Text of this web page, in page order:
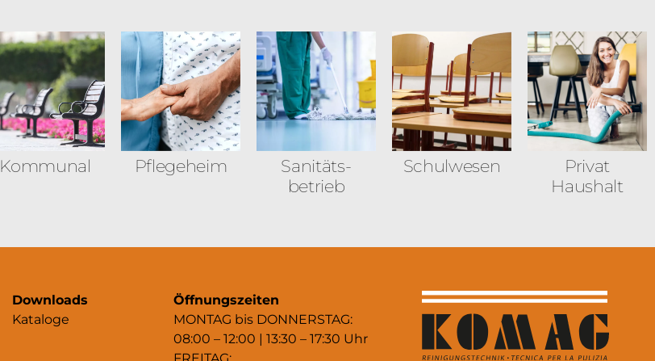
Kommunal Pflegeheim
Sanitäts­
betrieb
Schulwesen
Privat
Haushalt
Downloads
Kataloge
Öffnungszeiten
MONTAG bis DONNERSTAG:
08:00 – 12:00 | 13:30 – 17:30 Uhr